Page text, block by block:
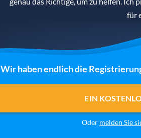
für
Wir haben endlich die
EIN
Oder melden Sie